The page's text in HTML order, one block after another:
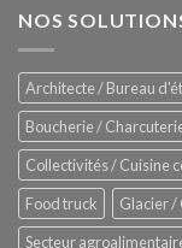
NOS
Architecte / Bureau
Boucherie /
Collectivités / Cuisine
Food truck
Glacier /
Secteur